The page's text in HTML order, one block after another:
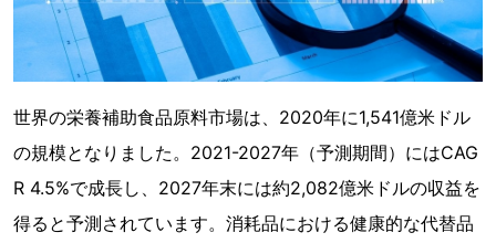
世界の栄養補助食品原料市場は、2020年に1,541億米ドル
の規模となりました。2021-2027年（予測期間）にはCAG
R 4.5%で成長し、2027年末には約2,082億米ドルの収益を
得ると予測されています。消耗品における健康的な代替品